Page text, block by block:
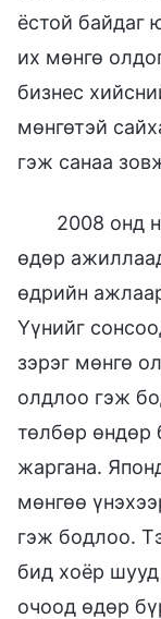
ёстой байдаг
их мөнгө
бизнес
мөнгөтэй
гэж санаа
2008 онд
өдөр
өдрийн
Үүнийг
зэрэг мөнгө
олдлоо гэж
төлбөр өндөр
жаргана.
мөнгөө
гэж бодлоо.
бид хоёр
очоод өдөр